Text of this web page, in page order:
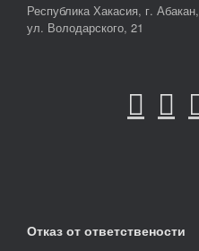
Республика Хакасия, г. Абакан,
ул. Володарского, 21
Отказ от ответствености